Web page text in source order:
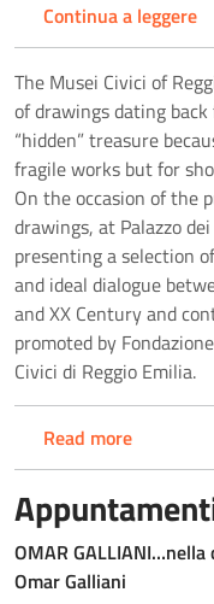
Continua a leggere
The Musei Civici of
of drawings dating
“hidden” treasure
fragile works but for
On the occasion of the
drawings, at Palazzo
presenting a selection
and ideal dialogue
and XX Century and
promoted by
Civici di Reggio Emilia.
Read more
OMAR
Omar Galliani